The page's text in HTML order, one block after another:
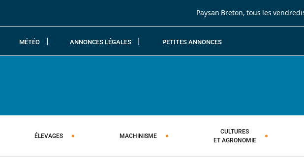
Paysan Breton, tous les
MÉTÉO ANNONCES LÉGALES PETITES ANNONCES
ÉLEVAGES MACHINISME
CULTURES
ET AGRONOMIE